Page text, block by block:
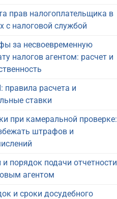
прав налогоплательщика в
с налоговой службой
за несвоевременную
налогов агентом: расчет и
расчета и
ставки
при камеральной проверке:
штрафов и
и порядок подачи отчетности
агентом
и сроки досудебного